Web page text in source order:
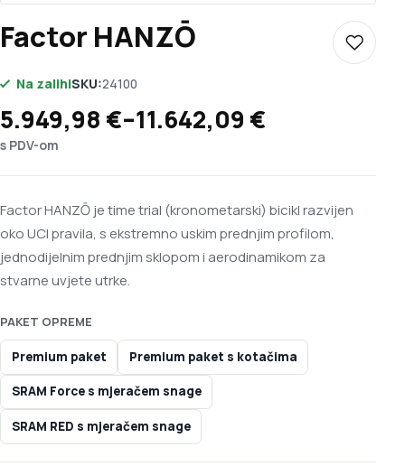
Factor HANZŌ Dodaj
Na zalihiSKU:24100
5.949,98 €–11.642,09 €
Raspon cijena: od 5.949,98 € do
s PDV-om
Factor HANZŌ je time trial (kronometarski) bicikl razvijen
oko UCI pravila, s ekstremno uskim prednjim profilom,
jednodijelnim prednjim sklopom i aerodinamikom za
stvarne uvjete utrke.
PAKET OPREME
Premium paket Premium paket s kotačima
SRAM Force s mjeračem snage
SRAM RED s mjeračem snage